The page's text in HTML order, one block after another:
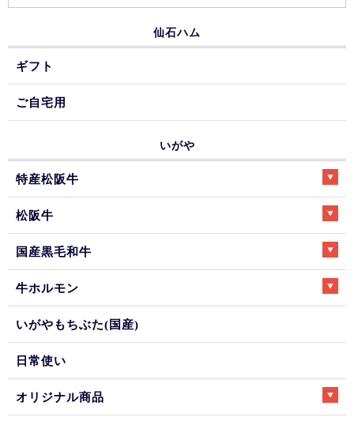
仙石ハム
ギフト
ご自宅用
いがや
特産松阪牛
松阪牛
国産黒毛和牛
牛ホルモン
いがやもちぶた(国産)
日常使い
オリジナル商品